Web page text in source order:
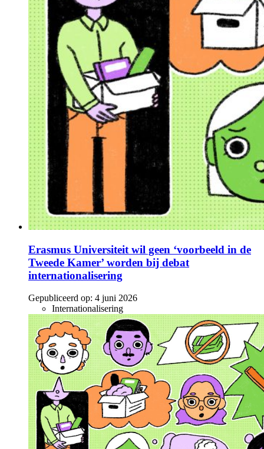
Erasmus Universiteit wil geen ‘voorbeeld in de
Tweede Kamer’ worden bij debat
internationalisering
Gepubliceerd op: 4 juni 2026
Internationalisering